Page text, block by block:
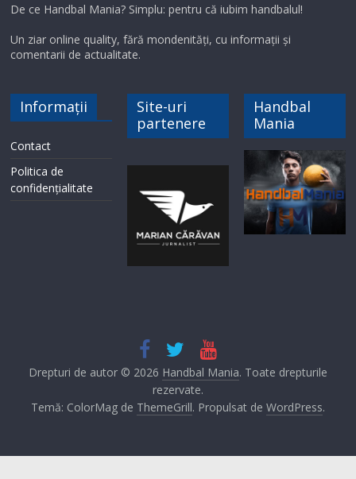
De ce Handbal Mania? Simplu: pentru că iubim handbalul!
Un ziar online quality, fără mondenități, cu informații și
comentarii de actualitate.
Informații
Contact
Politica de
confidențialitate
Site-uri
partenere
Handbal
Mania
Drepturi de autor © 2026 Handbal Mania. Toate drepturile
rezervate.
Temă: ColorMag de ThemeGrill. Propulsat de WordPress.